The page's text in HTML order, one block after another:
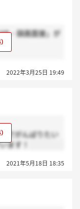
・録画面接」が
2022年3月25日 19:49
でがんばりたい
ます！
2021年5月18日 18:35